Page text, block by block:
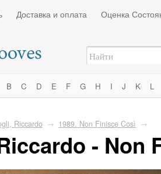
Доставка и оплата Оценка
B C D E F G H I J K L
Riccardo → 1989. Non Finisce Così →
- Non